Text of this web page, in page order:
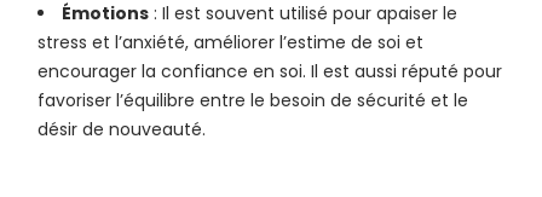
Émotions : Il est souvent utilisé pour apaiser le
stress et l’anxiété, améliorer l’estime de soi et
encourager la confiance en soi. Il est aussi réputé pour
favoriser l’équilibre entre le besoin de sécurité et le
désir de nouveauté.